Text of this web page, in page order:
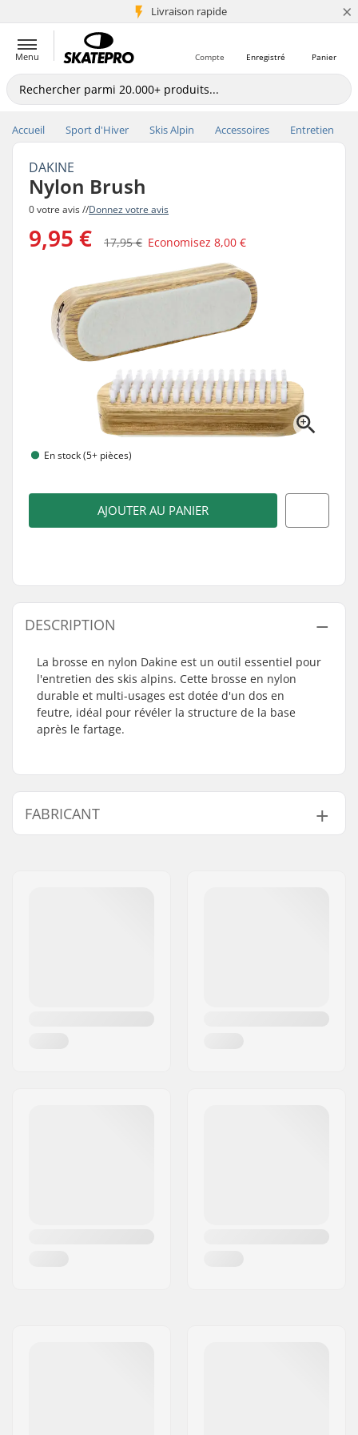
Livraison rapide
+5 mio de clients ×
Menu Panier
Enregistré
Compte
Accueil Sport d'Hiver Skis Alpin Accessoires Entretien
DAKINE
Nylon Brush
0 votre avis //Donnez votre avis
9,95 € 17,95 € Economisez 8,00 €
En stock (5+ pièces)
AJOUTER AU PANIER
DESCRIPTION
La brosse en nylon Dakine est un outil essentiel pour
l'entretien des skis alpins. Cette brosse en nylon
durable et multi-usages est dotée d'un dos en
feutre, idéal pour révéler la structure de la base
après le fartage.
FABRICANT